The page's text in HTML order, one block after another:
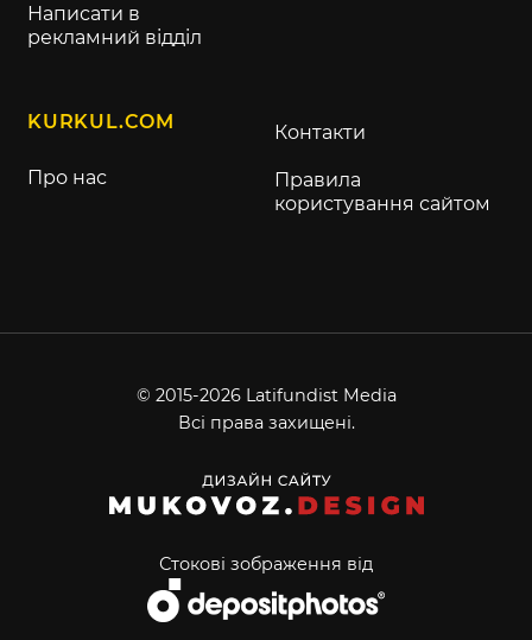
Написати в
рекламний відділ
KURKUL.COM
Про нас
Контакти
Правила
користування сайтом
© 2015-2026 Latifundist Media
Всі права захищені.
Стокові зображення від